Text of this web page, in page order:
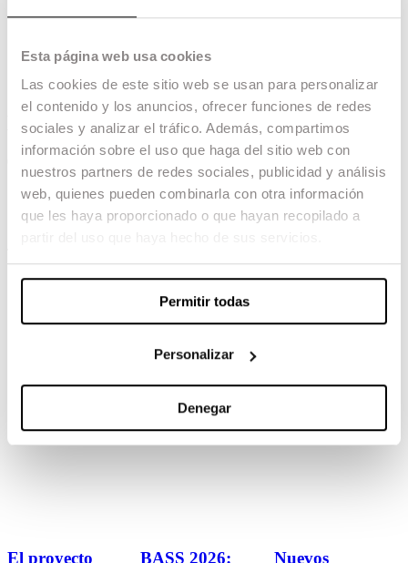
Esta página web usa cookies
Las cookies de este sitio web se usan para personalizar
el contenido y los anuncios, ofrecer funciones de redes
sociales y analizar el tráfico. Además, compartimos
información sobre el uso que haga del sitio web con
nuestros partners de redes sociales, publicidad y análisis
web, quienes pueden combinarla con otra información
que les haya proporcionado o que hayan recopilado a
Permitir todas
Personalizar
Denegar
Litus
Dirección: Dani de la Orden
Montaje: Alberto Gutiérrez
El proyecto
BASS 2026:
Nuevos